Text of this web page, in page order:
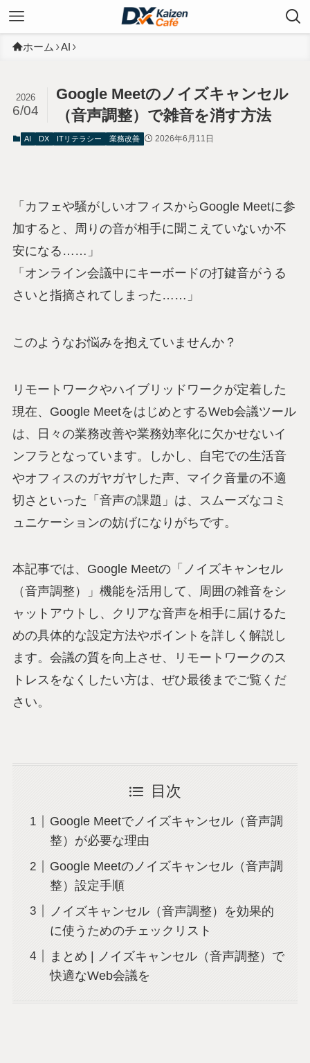
ホーム AI
Google Meetのノイズキャンセル
（音声調整）で雑音を消す方法
2026
6/04
AI DX ITリテラシー 業務改善 2026年6月11日
「カフェや騒がしいオフィスからGoogle Meetに参
加すると、周りの音が相手に聞こえていないか不
安になる……」
「オンライン会議中にキーボードの打鍵音がうる
さいと指摘されてしまった……」
このようなお悩みを抱えていませんか？
リモートワークやハイブリッドワークが定着した
現在、Google MeetをはじめとするWeb会議ツール
は、日々の業務改善や業務効率化に欠かせないイ
ンフラとなっています。しかし、自宅での生活音
やオフィスのガヤガヤした声、マイク音量の不適
切さといった「音声の課題」は、スムーズなコミ
ュニケーションの妨げになりがちです。
本記事では、Google Meetの「ノイズキャンセル
（音声調整）」機能を活用して、周囲の雑音をシ
ャットアウトし、クリアな音声を相手に届けるた
めの具体的な設定方法やポイントを詳しく解説し
ます。会議の質を向上させ、リモートワークのス
トレスをなくしたい方は、ぜひ最後までご覧くだ
さい。
目次
Google Meetでノイズキャンセル（音声調
整）が必要な理由
Google Meetのノイズキャンセル（音声調
整）設定手順
ノイズキャンセル（音声調整）を効果的
に使うためのチェックリスト
まとめ | ノイズキャンセル（音声調整）で
快適なWeb会議を